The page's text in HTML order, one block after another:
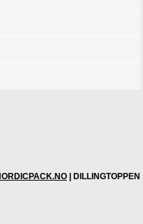
| DILLINGTOPPEN